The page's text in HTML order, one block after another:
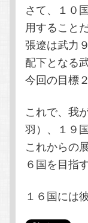
さて、１０
用することだ
張遼は武力
配下となる
今回の目標
これで、我
羽）、１９
これからの
６国を目指
１６国には